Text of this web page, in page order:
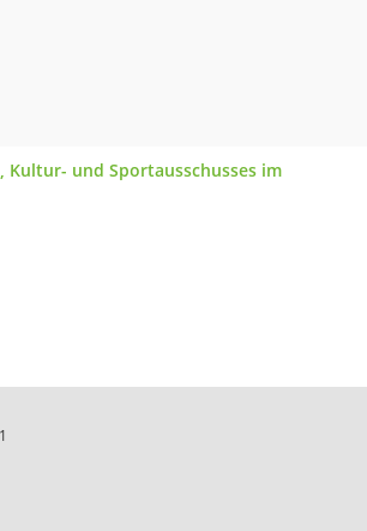
Kultur- und Sportausschusses im